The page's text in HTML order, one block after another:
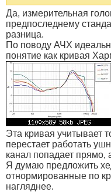
Да, измерительная
предпоследнему
разница.
По поводу АЧХ
понятие как кривая
Эта кривая учитывает
перестает работать
канал попадает прямо,
Я думаю предложить
отнормированные по
нагляднее.